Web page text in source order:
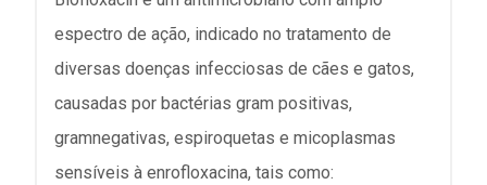
espectro de ação, indicado no tratamento de
diversas doenças infecciosas de cães e gatos,
causadas por bactérias gram positivas,
gramnegativas, espiroquetas e micoplasmas
sensíveis à enrofloxacina, tais como: